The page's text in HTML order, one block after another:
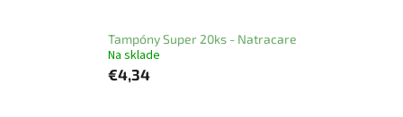
Tampóny Super 20ks - Natracare
Na sklade
€4,34